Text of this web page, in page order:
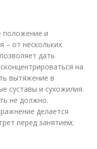
положение и
– от нескольких
дать
на
вытяжение в
суставы и сухожилия.
не должно.
делается
перед занятием;